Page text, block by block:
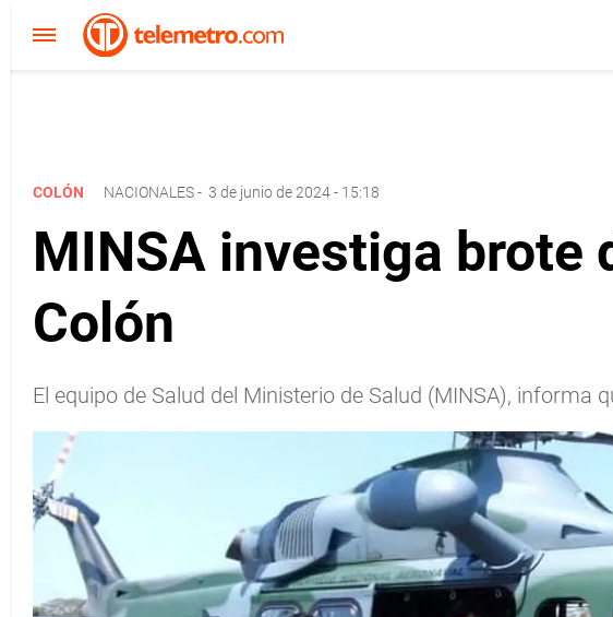
COLÓN NACIONALES- 3 de junio de 2024 - 15:18
MINSA investiga brote
Colón
El equipo de Salud del Ministerio de Salud (MINSA), informa